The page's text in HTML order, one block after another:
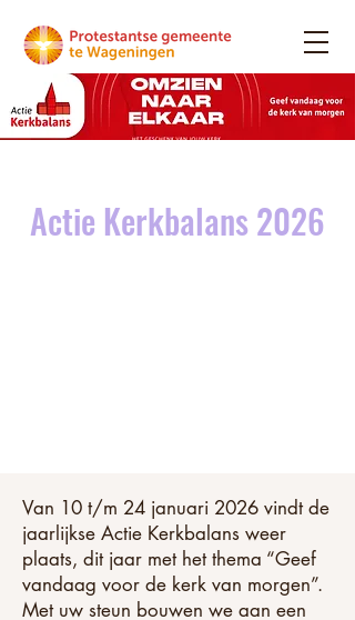
Actie Kerkbalans 2026
Van 10 t/m 24 januari 2026 vindt de
jaarlijkse Actie Kerkbalans weer
plaats, dit jaar met het thema “Geef
vandaag voor de kerk van morgen”.
Met uw steun bouwen we aan een